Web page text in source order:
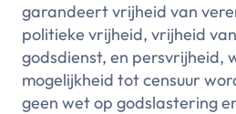
garandeert vrijheid van
politieke vrijheid, vrijheid
godsdienst, en persvrijheid,
mogelijkheid tot censuur
geen wet op godslastering